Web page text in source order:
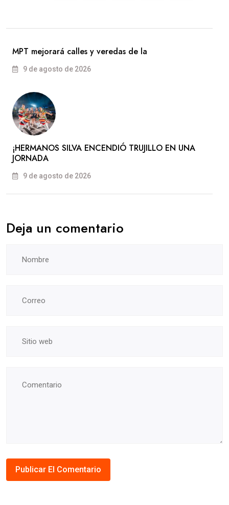
MPT mejorará calles y veredas de la
9 de agosto de 2026
​¡HERMANOS SILVA ENCENDIÓ TRUJILLO EN UNA
JORNADA
9 de agosto de 2026
Deja un comentario